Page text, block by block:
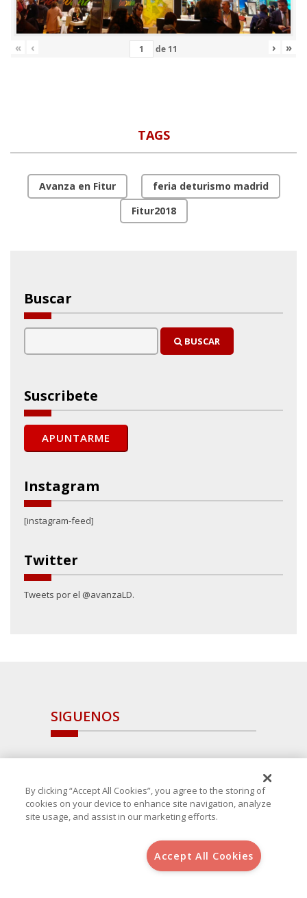
« ‹ de 11 › »
TAGS
Avanza en Fitur
feria deturismo madrid
Fitur2018
Buscar
BUSCAR
Suscribete
Instagram
[instagram-feed]
Twitter
Tweets por el @avanzaLD.
SIGUENOS
, S.L.U.(B-64405731) c/ San Norberto
By clicking “Accept All Cookies”, you agree to the storing of
cookies on your device to enhance site navigation, analyze
site usage, and assist in our marketing efforts.
Accept All Cookies